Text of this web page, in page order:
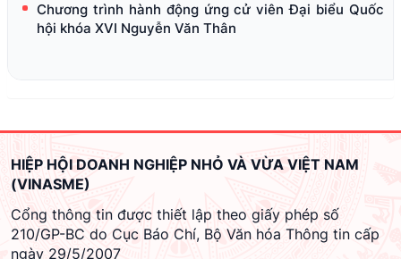
Chương trình hành động ứng cử viên Đại biểu Quốc
hội khóa XVI Nguyễn Văn Thân
HIỆP HỘI DOANH NGHIỆP NHỎ VÀ VỪA VIỆT NAM
(VINASME)
Cổng thông tin được thiết lập theo giấy phép số
210/GP-BC do Cục Báo Chí, Bộ Văn hóa Thông tin cấp
ngày 29/5/2007